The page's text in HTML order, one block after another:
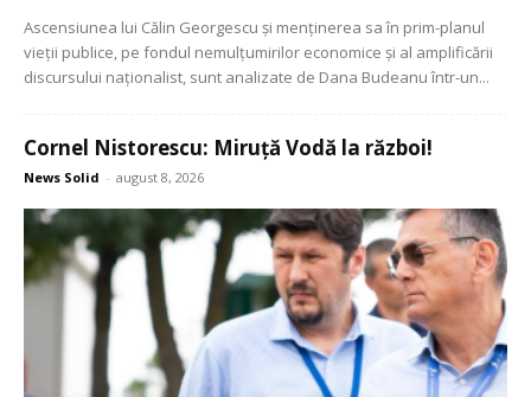
Ascensiunea lui Călin Georgescu și menținerea sa în prim-planul
vieții publice, pe fondul nemulțumirilor economice și al amplificării
discursului naționalist, sunt analizate de Dana Budeanu într-un...
Cornel Nistorescu: Miruță Vodă la război!
News Solid - august 8, 2026